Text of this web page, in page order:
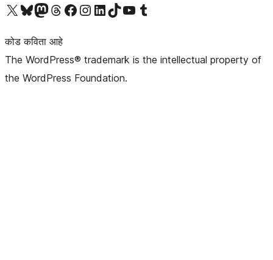
आमच्या X (एक्स) (पूर्वीचे ट्विटर) खात्याला भेट द्या आमच्या ब्लूस्की खात्याला भेट द्या.आमच्या Mastodon खात्याला भेट द्या.आमच्या थ्रेड्स खात्याला भेट द्या. आमच्या फेसबुक पेजला भेट द्या आमच्या इंस्टाग्राम खात्याला भेट द्या आमच्या लिंक्डइन खात्याला भेट द्या आमच्या टिकटॉक अकाउंटला भेट द्या.आमच्या यूट्यूब चॅनेलला भेट द्या आमच्या टंबलर खात्याला भेट द्या.
कोड कविता आहे
The WordPress® trademark is the intellectual property of
the WordPress Foundation.